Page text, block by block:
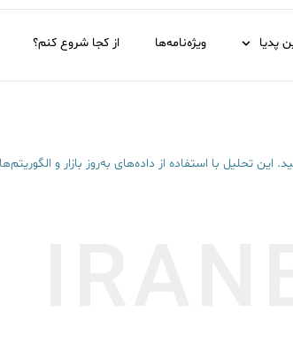
پدیا ویژه‌نامه‌ها از کجا شروع کنم؟
تحلیل با استفاده از داده‌های به‌روز بازار و